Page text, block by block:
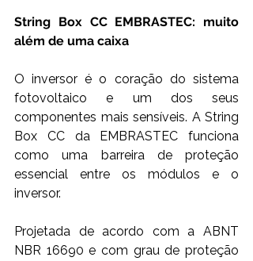
String Box CC EMBRASTEC: muito
além de uma caixa
O inversor é o coração do sistema
fotovoltaico e um dos seus
componentes mais sensíveis. A String
Box CC da EMBRASTEC funciona
como uma barreira de proteção
essencial entre os módulos e o
inversor.
Projetada de acordo com a ABNT
NBR 16690 e com grau de proteção